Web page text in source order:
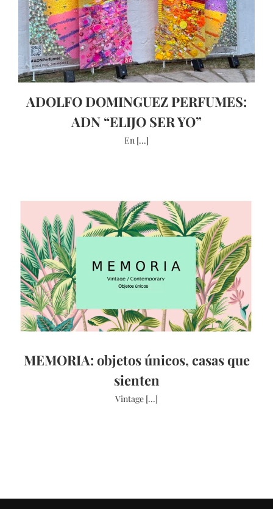
ADOLFO DOMINGUEZ PERFUMES:
ADN “ELIJO SER YO”
En [...]
MEMORIA: objetos únicos, casas que
sienten
Vintage [...]